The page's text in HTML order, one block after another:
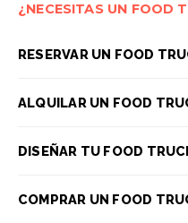
¿NECESITAS UN FOOD
RESERVAR UN FOOD
ALQUILAR UN FOOD
DISEÑAR TU FOOD
COMPRAR UN FOOD